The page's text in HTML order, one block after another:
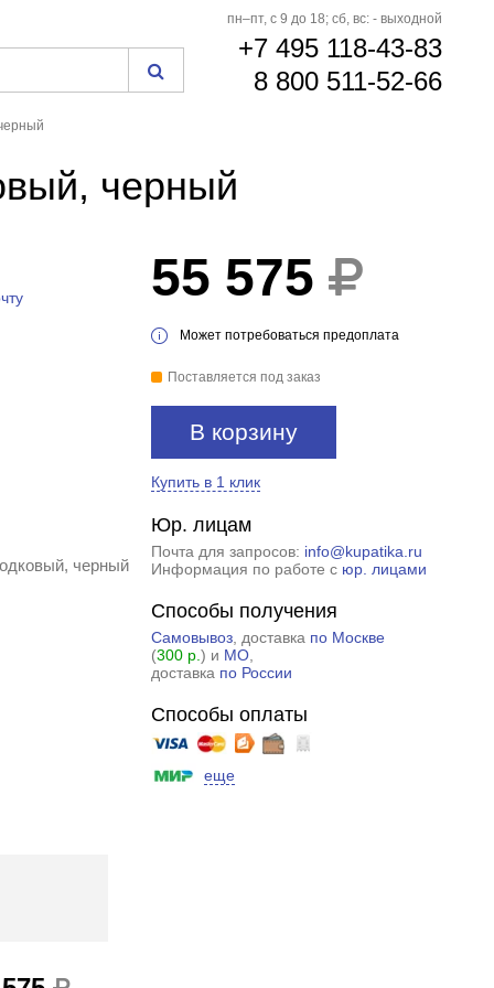
пн–пт, с 9 до 18; сб, вс: - выходной
+7 495 118-43-83
8 800 511-52-66
черный
черный
55 575
Может потребоваться предоплата
Поставляется под заказ
В корзину
Купить в 1 клик
Юр. лицам
Почта для запросов: info@kupatika.ru
Информация по работе с юр. лицами
Способы получения
Самовывоз, доставка по Москве
(300 р. ) и МО,
доставка по России
Способы оплаты
еще